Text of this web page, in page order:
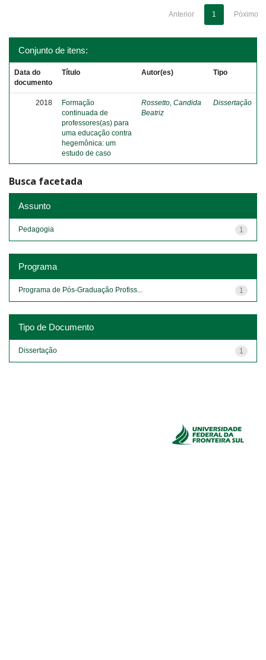
Anterior 1 Póximo
Conjunto de itens:
Data do
documento
Título Autor(es) Tipo
2018
Formação
continuada de
professores(as) para
uma educação contra
hegemônica: um
estudo de caso
Rossetto, Candida
Beatriz
Dissertação
Busca facetada
Assunto
1
Pedagogia
Programa
1
Programa de Pós-Graduação Profiss...
Tipo de Documento
1
Dissertação